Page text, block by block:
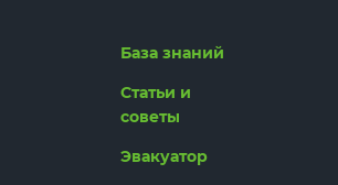
База знаний
Статьи и
советы
Эвакуатор